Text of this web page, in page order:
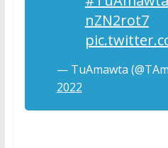
nZN2rot7
— TuAmawta
2022